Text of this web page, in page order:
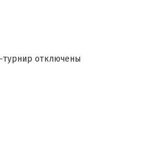
турнир отключены